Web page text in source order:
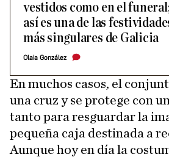
vestidos como en el
así es una de las
más singulares de Galicia
Olaia González
En muchos casos, el
una cruz y se protege con
tanto para resguardar la
pequeña caja destinada a
Aunque hoy en día la